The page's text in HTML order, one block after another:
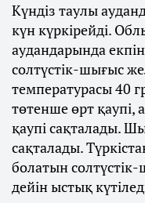
Күндіз таулы
күн күркірейді.
аудандарында
солтүстік-шығыс
температурасы 40
төтенше өрт
қаупі сақталады.
сақталады.
болатын
дейін ыстық